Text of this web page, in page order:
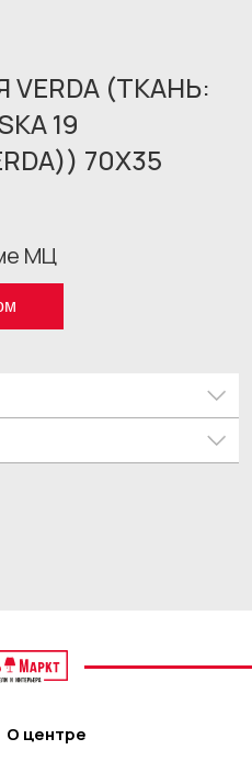
(ТКАНЬ:
19
70X35
МЦ
О центре